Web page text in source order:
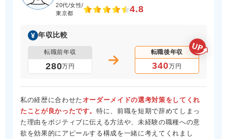
20代/女性/
東京都
4.8
年収比較
転職前年収
280万円
転職後年収
340万円
私の経歴に合わせたオーダーメイドの選考対策をしてくれ
たことが良かったです。特に、前職を短期で辞めてしまっ
た理由をポジティブに伝える方法や、未経験の職種への意
欲を効果的にアピールする構成を一緒に考えてくれまし